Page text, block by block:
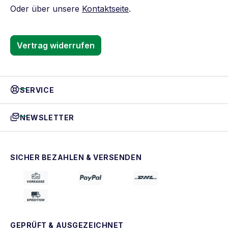
Oder über unsere Kontaktseite.
Vertrag widerrufen
SERVICE
NEWSLETTER
SICHER BEZAHLEN & VERSENDEN
GEPRÜFT & AUSGEZEICHNET